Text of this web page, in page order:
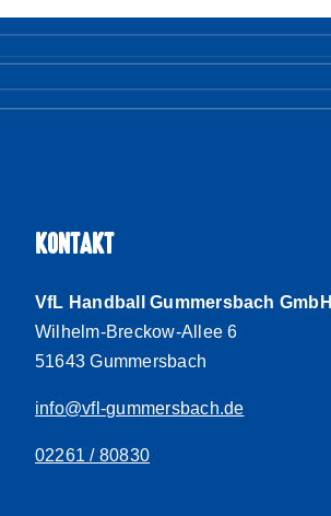
KONTAKT
VfL Handball Gummersbach GmbH
Wilhelm-Breckow-Allee 6
51643 Gummersbach
info@vfl-gummersbach.de
02261 / 80830